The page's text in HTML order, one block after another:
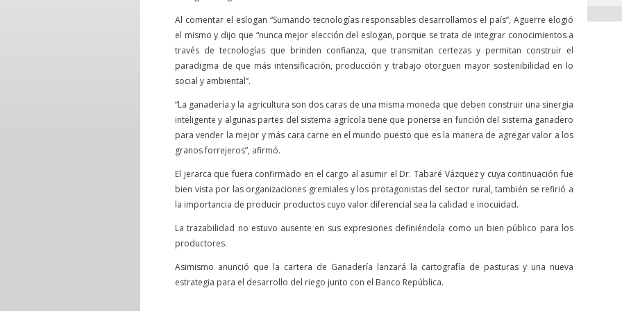
Al comentar el eslogan “Sumando tecnologías responsables desarrollamos el país”, Aguerre elogió
el mismo y dijo que “nunca mejor elección del eslogan, porque se trata de integrar conocimientos a
través de tecnologías que brinden confianza, que transmitan certezas y permitan construir el
paradigma de que más intensificación, producción y trabajo otorguen mayor sostenibilidad en lo
social y ambiental”.
“La ganadería y la agricultura son dos caras de una misma moneda que deben construir una sinergia
inteligente y algunas partes del sistema agrícola tiene que ponerse en función del sistema ganadero
para vender la mejor y más cara carne en el mundo puesto que es la manera de agregar valor a los
granos forrejeros”, afirmó.
El jerarca que fuera confirmado en el cargo al asumir el Dr. Tabaré Vázquez y cuya continuación fue
bien vista por las organizaciones gremiales y los protagonistas del sector rural, también se refirió a
la importancia de producir productos cuyo valor diferencial sea la calidad e inocuidad.
La trazabilidad no estuvo ausente en sus expresiones definiéndola como un bien público para los
productores.
Asimismo anunció que la cartera de Ganadería lanzará la cartografía de pasturas y una nueva
estrategia para el desarrollo del riego junto con el Banco República.